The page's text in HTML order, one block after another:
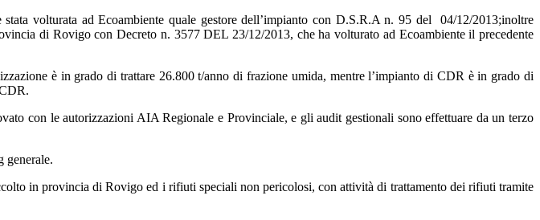
volturata ad Ecoambiente quale gestore dell’impianto con D.S.R.A n. 95 del 04/12/2013;inoltre
di Rovigo con Decreto n. 3577 DEL 23/12/2013, che ha volturato ad Ecoambiente il precedente
è in grado di trattare 26.800 t/anno di frazione umida, mentre l’impianto di CDR è in grado di
con le autorizzazioni AIA Regionale e Provinciale, e gli audit gestionali sono effettuare da un terzo
generale.
in provincia di Rovigo ed i rifiuti speciali non pericolosi, con attività di trattamento dei rifiuti tramite